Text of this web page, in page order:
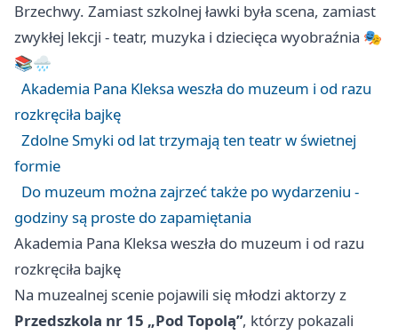
Brzechwy. Zamiast szkolnej ławki była scena, zamiast
zwykłej lekcji - teatr, muzyka i dziecięca wyobraźnia 🎭
📚🌧️
Akademia Pana Kleksa weszła do muzeum i od razu
rozkręciła bajkę
Zdolne Smyki od lat trzymają ten teatr w świetnej
formie
Do muzeum można zajrzeć także po wydarzeniu -
godziny są proste do zapamiętania
Akademia Pana Kleksa weszła do muzeum i od razu
rozkręciła bajkę
Na muzealnej scenie pojawili się młodzi aktorzy z
Przedszkola nr 15 „Pod Topolą”, którzy pokazali